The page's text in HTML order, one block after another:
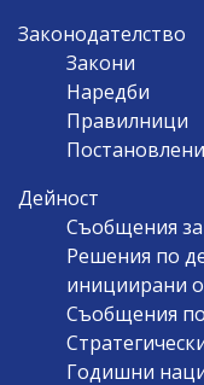
Законодателство
Закони
Наредби
Правилници
Дейност
Съобщения
Решения по
инициирани
Съобщения
Годишни